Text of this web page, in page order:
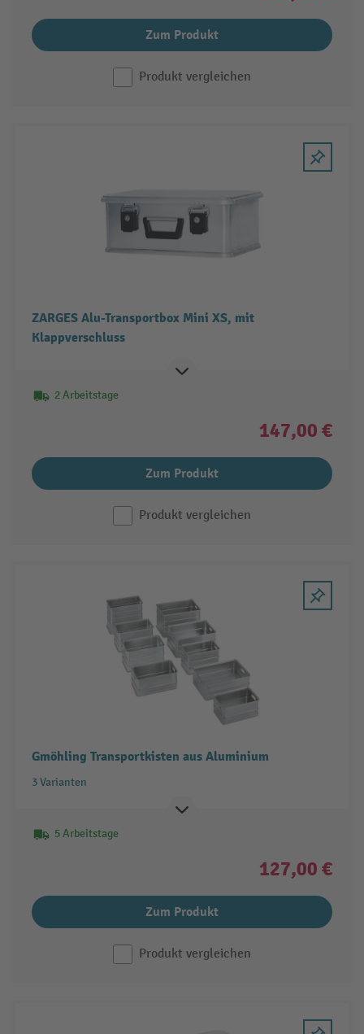
Zum Produkt
Produkt vergleichen
ZARGES Alu-Transportbox Mini XS, mit
Klappverschluss
2 Arbeitstage
147,00 €
Zum Produkt
Produkt vergleichen
Gmöhling Transportkisten aus Aluminium
3 Varianten
5 Arbeitstage
127,00 €
Zum Produkt
Produkt vergleichen